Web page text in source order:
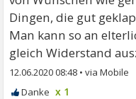
Dingen, die gut
Man kann so an
gleich Widerstand
12.06.2020 08:48 •
x 1